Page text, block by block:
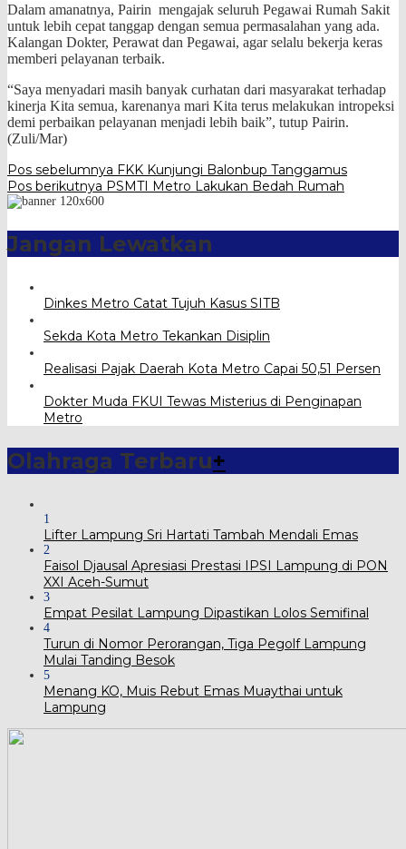
Dalam amanatnya, Pairin mengajak seluruh Pegawai Rumah Sakit
untuk lebih cepat tanggap dengan semua permasalahan yang ada.
Kalangan Dokter, Perawat dan Pegawai, agar selalu bekerja keras
memberi pelayanan terbaik.
“Saya menyadari masih banyak curhatan dari masyarakat terhadap
kinerja Kita semua, karenanya mari Kita terus melakukan intropeksi
demi perbaikan pelayanan menjadi lebih baik”, tutup Pairin.
(Zuli/Mar)
Navigasi
pos
Pos sebelumnya FKK Kunjungi Balonbup Tanggamus
Pos berikutnya PSMTI Metro Lakukan Bedah Rumah
Jangan Lewatkan
Dinkes Metro Catat Tujuh Kasus SITB
Sekda Kota Metro Tekankan Disiplin
Realisasi Pajak Daerah Kota Metro Capai 50,51 Persen
Dokter Muda FKUI Tewas Misterius di Penginapan
Metro
Olahraga Terbaru+
1
Lifter Lampung Sri Hartati Tambah Mendali Emas
2
Faisol Djausal Apresiasi Prestasi IPSI Lampung di PON
XXI Aceh-Sumut
3
Empat Pesilat Lampung Dipastikan Lolos Semifinal
4
Turun di Nomor Perorangan, Tiga Pegolf Lampung
Mulai Tanding Besok
5
Menang KO, Muis Rebut Emas Muaythai untuk
Lampung